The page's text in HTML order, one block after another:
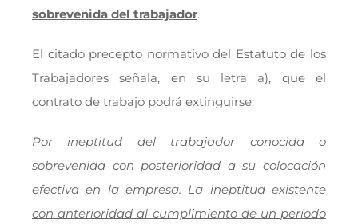
sobrevenida del trabajador.
El citado precepto normativo del Estatuto de los
Trabajadores señala, en su letra a), que el
contrato de trabajo podrá extinguirse:
Por ineptitud del trabajador conocida o
sobrevenida con posterioridad a su colocación
efectiva en la empresa. La ineptitud existente
con anterioridad al cumplimiento de un período